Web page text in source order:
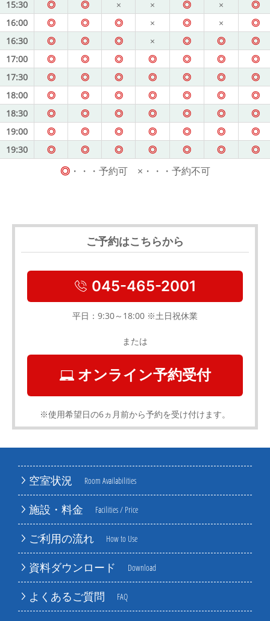
空室状況 Room Availabilities
施設・料金 Facilities / Price
ご利用の流れ How to Use
資料ダウンロード Download
よくあるご質問 FAQ
15:30
◎ ◎ × × ◎ ×
◎
16:00
◎ ◎ ◎ × ◎ ×
◎
16:30
◎ ◎ ◎ × ◎ ◎
◎
17:00
◎ ◎ ◎ ◎ ◎ ◎
◎
17:30
◎ ◎ ◎ ◎ ◎ ◎
◎
18:00
◎ ◎ ◎ ◎ ◎ ◎
◎
18:30
◎ ◎ ◎ ◎ ◎ ◎
◎
19:00
◎ ◎ ◎ ◎ ◎ ◎
◎
19:30
◎ ◎ ◎ ◎ ◎ ◎ ◎
◎・・・予約可 ×・・・予約不可
ご予約はこちらから
045-465-2001
平日：9:30～18:00 ※土日祝休業
または
オンライン予約受付
※使用希望日の6ヵ月前から予約を受け付けます。